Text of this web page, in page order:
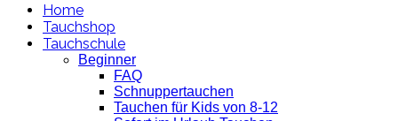
Home
Tauchshop
Tauchschule
Beginner
FAQ
Schnuppertauchen
Tauchen für Kids von 8-12